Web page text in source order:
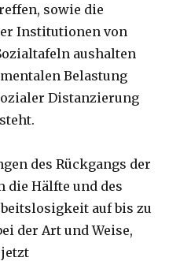
sowie die
Institutionen von
aushalten
Belastung
Distanzierung
des Rückgangs der
Hälfte und des
auf bis zu
der Art und Weise,
jetzt